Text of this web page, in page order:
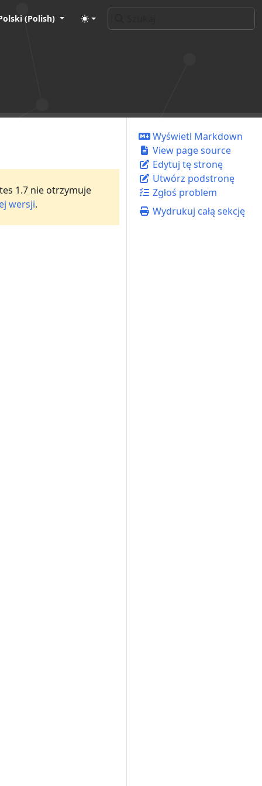
(Polish)
Wyświetl Markdown
View page source
Edytuj tę stronę
Utwórz podstronę
Zgłoś problem
Wydrukuj całą sekcję
1.7 nie otrzymuje
wersji.